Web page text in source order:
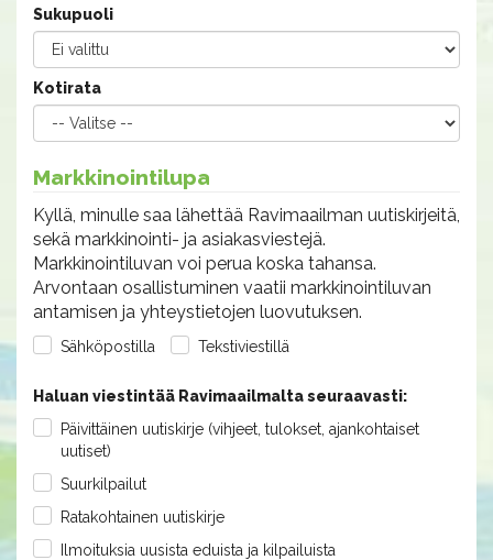
Sukupuoli
Kotirata
Markkinointilupa
Kyllä, minulle saa lähettää Ravimaailman uutiskirjeitä,
sekä markkinointi- ja asiakasviestejä.
Markkinointiluvan voi perua koska tahansa.
Arvontaan osallistuminen vaatii markkinointiluvan
antamisen ja yhteystietojen luovutuksen.
Sähköpostilla Tekstiviestillä
Haluan viestintää Ravimaailmalta seuraavasti:
Päivittäinen uutiskirje (vihjeet, tulokset, ajankohtaiset
uutiset)
Suurkilpailut
Ratakohtainen uutiskirje
Ilmoituksia uusista eduista ja kilpailuista